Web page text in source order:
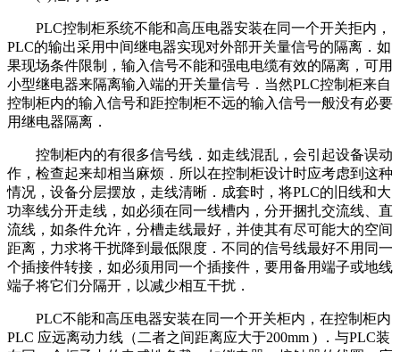
PLC控制柜系统不能和高压电器安装在同一个开关拒内，
PLC的输出采用中间继电器实现对外部开关量信号的隔离．如
果现场条件限制，输入信号不能和强电电缆有效的隔离，可用
小型继电器来隔离输入端的开关量信号．当然PLC控制柜来自
控制柜内的输入信号和距控制柜不远的输入信号一般没有必要
用继电器隔离．
控制柜内的有很多信号线．如走线混乱，会引起设备误动
作，检查起来却相当麻烦．所以在控制柜设计时应考虑到这种
情况，设备分层摆放，走线清晰．成套时，将PLC的旧线和大
功率线分开走线，如必须在同一线槽内，分开捆扎交流线、直
流线，如条件允许，分槽走线最好，并使其有尽可能大的空间
距离，力求将干扰降到最低限度．不同的信号线最好不用同一
个插接件转接，如必须用同一个插接件，要用备用端子或地线
端子将它们分隔开，以减少相互干扰．
PLC不能和高压电器安装在同一个开关柜内，在控制柜内
PLC 应远离动力线（二者之间距离应大于200mm ) ．与PLC装